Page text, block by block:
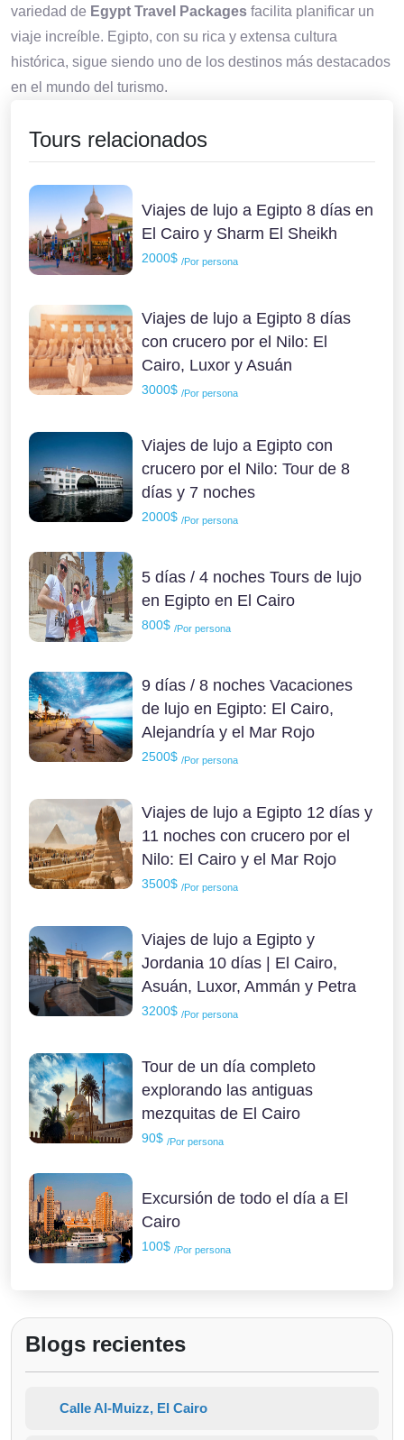
variedad de Egypt Travel Packages facilita planificar un
viaje increíble. Egipto, con su rica y extensa cultura
histórica, sigue siendo uno de los destinos más destacados
en el mundo del turismo.
Tours relacionados
Viajes de lujo a Egipto 8 días en
El Cairo y Sharm El Sheikh
2000$ /Por persona
Viajes de lujo a Egipto 8 días
con crucero por el Nilo: El
Cairo, Luxor y Asuán
3000$ /Por persona
Viajes de lujo a Egipto con
crucero por el Nilo: Tour de 8
días y 7 noches
2000$ /Por persona
5 días / 4 noches Tours de lujo
en Egipto en El Cairo
800$ /Por persona
9 días / 8 noches Vacaciones
de lujo en Egipto: El Cairo,
Alejandría y el Mar Rojo
2500$ /Por persona
Viajes de lujo a Egipto 12 días y
11 noches con crucero por el
Nilo: El Cairo y el Mar Rojo
3500$ /Por persona
Viajes de lujo a Egipto y
Jordania 10 días | El Cairo,
Asuán, Luxor, Ammán y Petra
3200$ /Por persona
Tour de un día completo
explorando las antiguas
mezquitas de El Cairo
90$ /Por persona
Excursión de todo el día a El
Cairo
100$ /Por persona
Blogs recientes
Calle Al-Muizz, El Cairo